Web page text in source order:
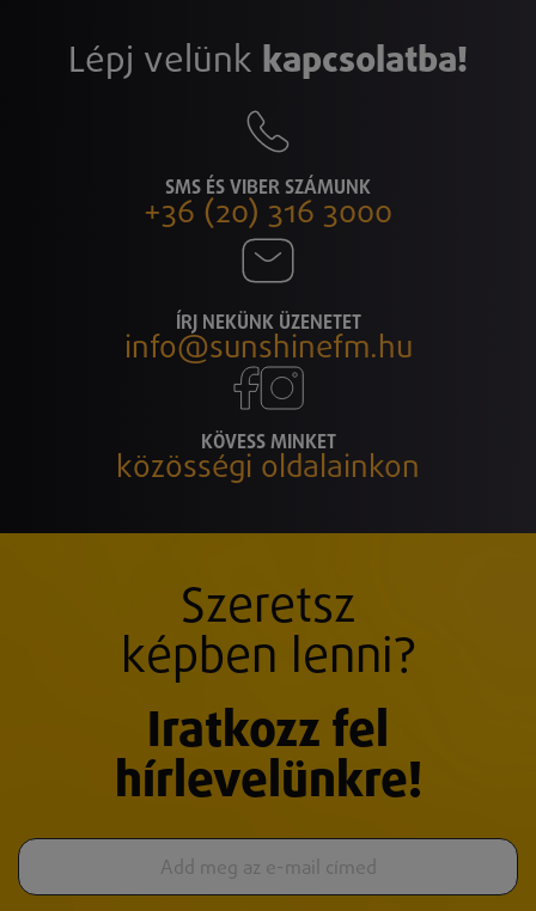
Lépj velünk kapcsolatba!
SMS ÉS VIBER SZÁMUNK
+36 (20) 316 3000
ÍRJ NEKÜNK ÜZENETET
info@sunshinefm.hu
KÖVESS MINKET
közösségi oldalainkon
Szeretsz
képben lenni?
Iratkozz fel
hírlevelünkre!